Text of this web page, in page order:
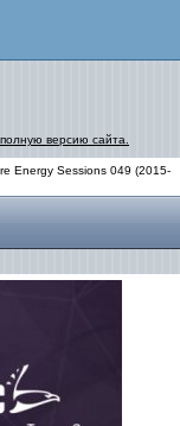
версию сайта.
Energy Sessions 049 (2015-